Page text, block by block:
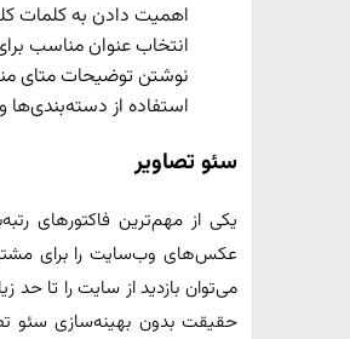
اهمیت دادن به کلمات
انتخاب عنوان مناسب
نوشتن توضیحات متای
استفاده از
سئو تصاویر
یکی از مهم‌ترین فاکتورهای
عکس‌های وب‌سایت را برای
می‌توان بازدید از سایت را تا
حقیقت بدون بهینه‌سازی سئو